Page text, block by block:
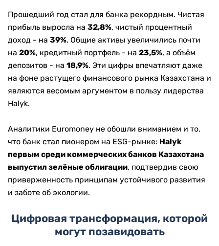
Прошедший год стал для банка рекордным. Чистая
прибыль выросла на 32,8%, чистый процентный
доход - на 39%. Общие активы увеличились почти
на 20%, кредитный портфель - на 23,5%, а объём
депозитов - на 18,9%. Эти цифры впечатляют даже
на фоне растущего финансового рынка Казахстана и
являются весомым аргументом в пользу лидерства
Halyk.
Аналитики Euromoney не обошли вниманием и то,
что банк стал пионером на ESG-рынке: Halyk
первым среди коммерческих банков Казахстана
выпустил зелёные облигации, подтвердив свою
приверженность принципам устойчивого развития
и заботе об экологии.
Цифровая трансформация, которой
могут позавидовать